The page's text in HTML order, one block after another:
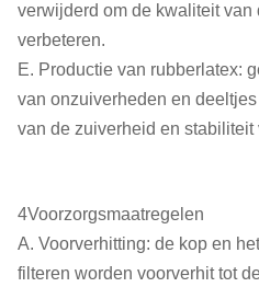
verwijderd om de kwaliteit van
verbeteren.
E. Productie van rubberlatex:
van onzuiverheden en
van de zuiverheid en stabiliteit
4Voorzorgsmaatregelen
A. Voorverhitting: de kop en
filteren worden voorverhit tot